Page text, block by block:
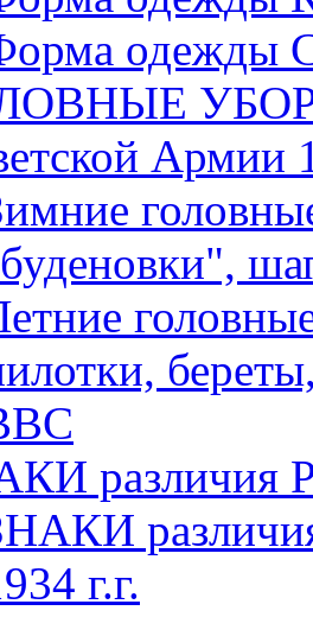
одежды
Армии
различия
г.г.